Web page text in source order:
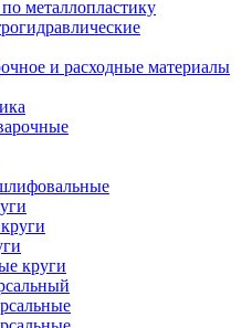
металлопластику
и расходные материалы
круги